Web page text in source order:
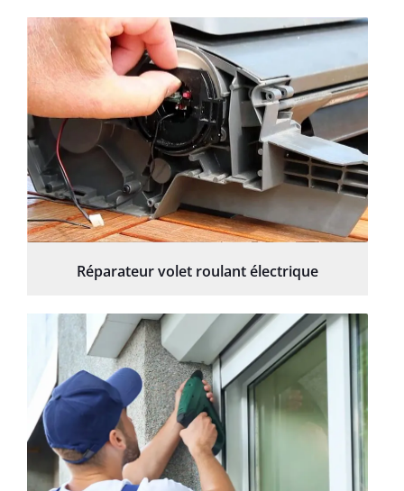
Réparateur volet roulant électrique